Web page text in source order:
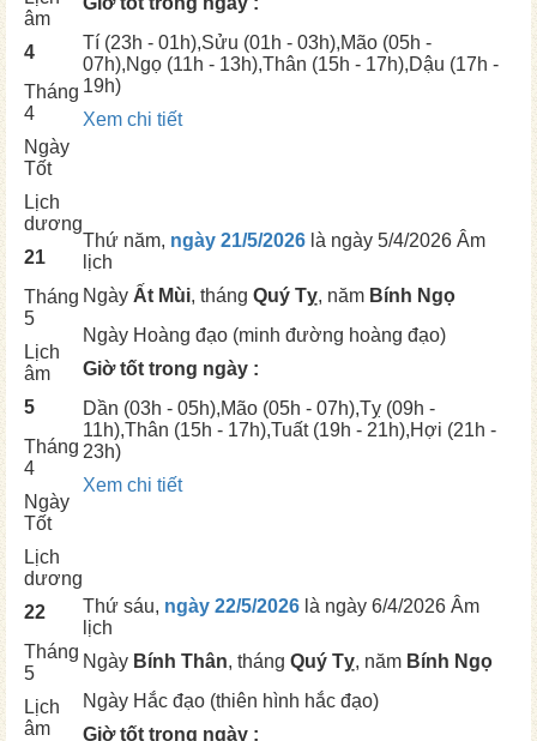
âm
4
Tháng
4
Ngày
Tốt
Tí (23h - 01h),Sửu (01h - 03h),Mão (05h -
07h),Ngọ (11h - 13h),Thân (15h - 17h),Dậu (17h -
19h)
Xem chi tiết
Lịch
dương
21
Tháng
5
Lịch
âm
5
Tháng
4
Ngày
Tốt
Thứ năm, ngày 21/5/2026 là ngày 5/4/2026 Âm
lịch
Ngày Ất Mùi, tháng Quý Tỵ, năm Bính Ngọ
Ngày Hoàng đạo (minh đường hoàng đạo)
Giờ tốt trong ngày :
Dần (03h - 05h),Mão (05h - 07h),Tỵ (09h -
11h),Thân (15h - 17h),Tuất(19h - 21h),Hợi (21h -
23h)
Xem chi tiết
Lịch
dương
22
Tháng
5
Lịch
âm
Thứ sáu, ngày 22/5/2026 là ngày 6/4/2026 Âm
lịch
Ngày Bính Thân, tháng Quý Tỵ, năm Bính Ngọ
Ngày Hắc đạo (thiên hình hắc đạo)
Giờ tốt trong ngày :